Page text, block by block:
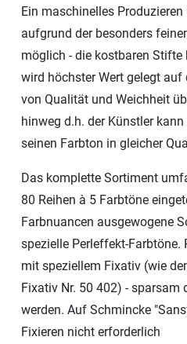
Ein maschinelles
aufgrund der besonders
möglich - die kostbaren Stifte
wird höchster Wert gelegt
von Qualität und Weichheit
hinweg d.h. der Künstler
seinen Farbton in gleicher
Das komplette Sortiment
80 Reihen à 5 Farbtöne
Farbnuancen ausgewogene
spezielle Perleffekt-
mit speziellem Fixativ (wie
Fixativ Nr. 50 402) - sparsam
werden. Auf Schmincke
Fixieren nicht erforderlich